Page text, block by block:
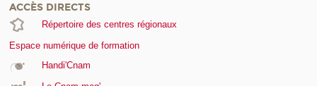
ACCÈS DIRECTS
Répertoire des centres régionaux
Espace numérique de formation
Handi'Cnam